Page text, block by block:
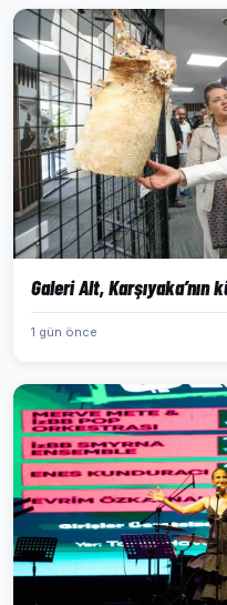
Galeri Alt, Karşıyaka’nın
1 gün önce